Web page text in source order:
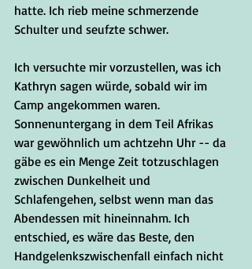
hatte. Ich rieb meine schmerzende
Schulter und seufzte schwer.
Ich versuchte mir vorzustellen, was ich
Kathryn sagen würde, sobald wir im
Camp angekommen waren.
Sonnenuntergang in dem Teil Afrikas
war gewöhnlich um achtzehn Uhr -- da
gäbe es ein Menge Zeit totzuschlagen
zwischen Dunkelheit und
Schlafengehen, selbst wenn man das
Abendessen mit hineinnahm. Ich
entschied, es wäre das Beste, den
Handgelenkszwischenfall einfach nicht